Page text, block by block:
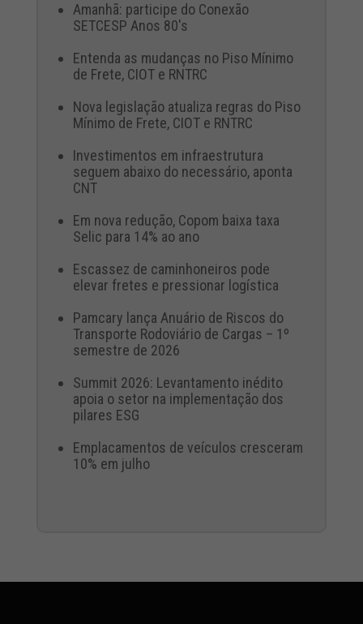
Amanhã: participe do Conexão
SETCESP Anos 80's
Entenda as mudanças no Piso Mínimo
de Frete, CIOT e RNTRC
Nova legislação atualiza regras do Piso
Mínimo de Frete, CIOT e RNTRC
Investimentos em infraestrutura
seguem abaixo do necessário, aponta
CNT
Em nova redução, Copom baixa taxa
Selic para 14% ao ano
Escassez de caminhoneiros pode
elevar fretes e pressionar logística
Pamcary lança Anuário de Riscos do
Transporte Rodoviário de Cargas – 1º
semestre de 2026
Summit 2026: Levantamento inédito
apoia o setor na implementação dos
pilares ESG
Emplacamentos de veículos cresceram
10% em julho